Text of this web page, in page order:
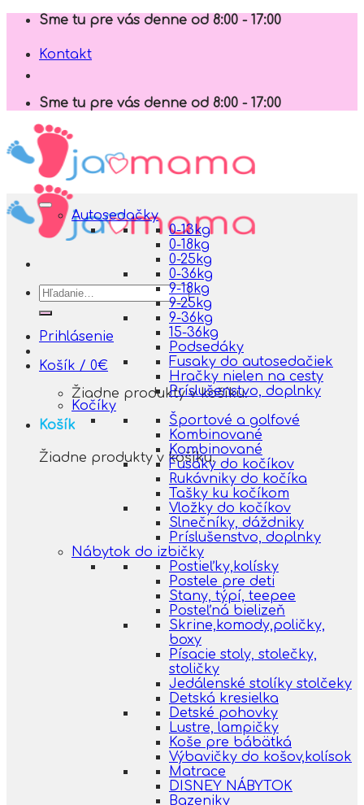
Skip
content
Sme tu pre vás denne od 8:00 - 17:00
Kontakt
Sme tu pre vás denne od 8:00 - 17:00
Hľadať:
Prihlásenie
Košík / 0€
Žiadne produkty v košíku.
Košík
Žiadne produkty v košíku.
Autosedačky
0-13kg
0-18kg
0-25kg
0-36kg
9-18kg
9-25kg
9-36kg
15-36kg
Podsedáky
Fusaky do autosedačiek
Hračky nielen na cesty
Príslušenstvo, doplnky
Kočíky
Športové a golfové
Kombinované
Kombinované
Fusáky do kočíkov
Rukávniky do kočíka
Tašky ku kočíkom
Vložky do kočíkov
Slnečníky, dáždniky
Príslušenstvo, doplnky
Nábytok do izbičky
Postieľky,kolísky
Postele pre deti
Stany, týpí, teepee
Posteľná bielizeň
Skrine,komody,poličky,
boxy
Písacie stoly, stolečky,
stoličky
Jedálenské stolíky stolčeky
Detská kresielka
Detské pohovky
Lustre, lampičky
Koše pre bábätká
Výbavičky do košov,kolísok
Matrace
DISNEY NÁBYTOK
Bazeniky